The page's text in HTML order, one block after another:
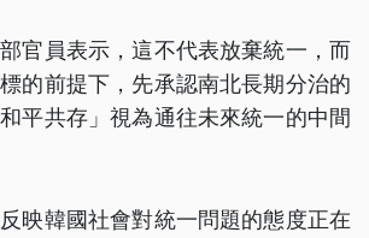
官員表示，這不代表放棄統一，而
的前提下，先承認南北長期分治的
平共存」視為通往未來統一的中間
映韓國社會對統一問題的態度正在